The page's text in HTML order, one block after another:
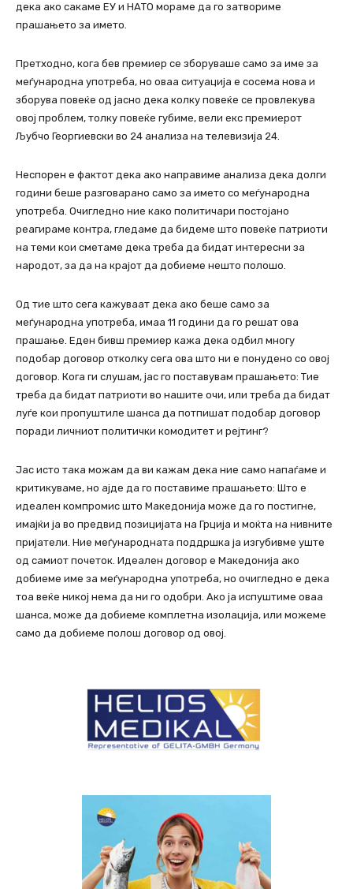
дека ако сакаме ЕУ и НАТО мораме да го затвориме
прашањето за името.
Претходно, кога бев премиер се зборуваше само за име за
меѓународна употреба, но оваа ситуација е сосема нова и
зборува повеќе од јасно дека колку повеќе се провлекува
овој проблем, толку повеќе губиме, вели екс премиерот
Љубчо Георгиевски во 24 анализа на телевизија 24.
Неспорен е фактот дека ако направиме анализа дека долги
години беше разговарано само за името со меѓународна
употреба. Очигледно ние како политичари постојано
реагираме контра, гледаме да бидеме што повеќе патриоти
на теми кои сметаме дека треба да бидат интересни за
народот, за да на крајот да добиеме нешто полошо.
Од тие што сега кажуваат дека ако беше само за
меѓународна употреба, имаа 11 години да го решат ова
прашање. Еден бивш премиер кажа дека одбил многу
подобар договор отколку сега ова што ни е понудено со овој
договор. Кога ги слушам, јас го поставувам прашањето: Тие
треба да бидат патриоти во нашите очи, или треба да бидат
луѓе кои пропуштиле шанса да потпишат подобар договор
поради личниот политички комодитет и рејтинг?
Јас исто така можам да ви кажам дека ние само напаѓаме и
критикуваме, но ајде да го поставиме прашањето: Што е
идеален компромис што Македонија може да го постигне,
имајќи ја во предвид позицијата на Грција и моќта на нивните
пријатели. Ние меѓународната поддршка ја изгубивме уште
од самиот почеток. Идеален договор е Македонија ако
добиеме име за меѓународна употреба, но очигледно е дека
тоа веќе никој нема да ни го одобри. Ако ја испуштиме оваа
шанса, може да добиеме комплетна изолација, или можеме
само да добиеме полош договор од овој.